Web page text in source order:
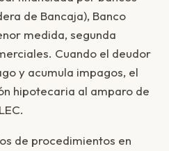
de Bancaja), Banco
medida, segunda
Cuando el deudor
y acumula impagos, el
hipotecaria al amparo de
de procedimientos en